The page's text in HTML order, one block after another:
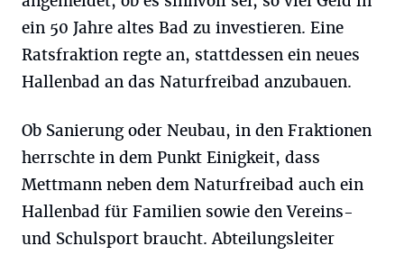
ein 50 Jahre altes Bad zu investieren. Eine
Ratsfraktion regte an, stattdessen ein neues
Hallenbad an das Naturfreibad anzubauen.
Ob Sanierung oder Neubau, in den Fraktionen
herrschte in dem Punkt Einigkeit, dass
Mettmann neben dem Naturfreibad auch ein
Hallenbad für Familien sowie den Vereins-
und Schulsport braucht. Abteilungsleiter